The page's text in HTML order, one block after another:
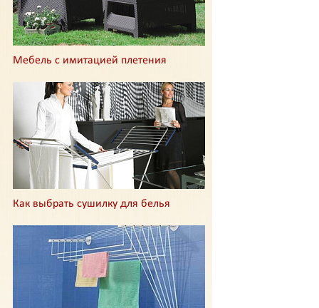
Мебель с имитацией плетения
Как выбрать сушилку для белья